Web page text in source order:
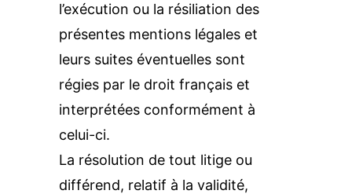
l’exécution ou la résiliation des
présentes mentions légales et
leurs suites éventuelles sont
régies par le droit français et
interprétées conformément à
celui-ci.
La résolution de tout litige ou
différend, relatif à la validité,